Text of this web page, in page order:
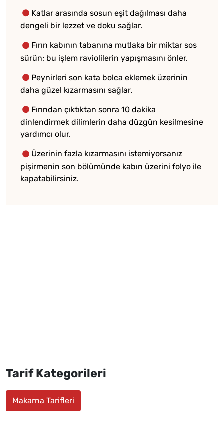
Katlar arasında sosun eşit dağılması daha
dengeli bir lezzet ve doku sağlar.
Fırın kabının tabanına mutlaka bir miktar sos
sürün; bu işlem raviolilerin yapışmasını önler.
Peynirleri son kata bolca eklemek üzerinin
daha güzel kızarmasını sağlar.
Fırından çıktıktan sonra 10 dakika
dinlendirmek dilimlerin daha düzgün kesilmesine
yardımcı olur.
Üzerinin fazla kızarmasını istemiyorsanız
pişirmenin son bölümünde kabın üzerini folyo ile
kapatabilirsiniz.
Tarif Kategorileri
Makarna Tarifleri